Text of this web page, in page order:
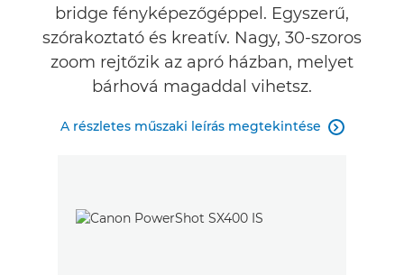
bridge fényképezőgéppel. Egyszerű,
szórakoztató és kreatív. Nagy, 30-szoros
zoom rejtőzik az apró házban, melyet
bárhová magaddal vihetsz.
A részletes műszaki leírás megtekintése 